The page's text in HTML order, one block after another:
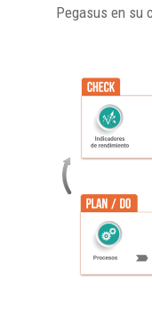
Pegasus en su